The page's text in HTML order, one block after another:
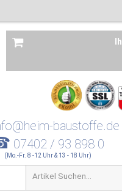
baustoffe.de
07402 / 93 898 0
(Mo.-Fr. 8 -12 Uhr & 13 - 18 Uhr)